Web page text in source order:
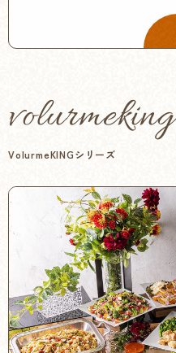
volurmeking
VolurmeKINGシリーズ